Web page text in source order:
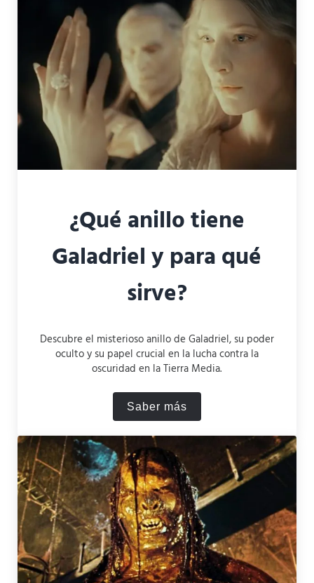
¿Qué anillo tiene
Galadriel y para qué
sirve?
Descubre el misterioso anillo de Galadriel, su poder
oculto y su papel crucial en la lucha contra la
oscuridad en la Tierra Media.
Saber más¿Qué anillo tiene Galadriel